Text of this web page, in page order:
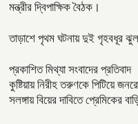
মন্ত্রীর দ্বিপাক্ষিক বৈঠক।
তাড়াশে পৃথম ঘটনায় দুই গৃহবধূর
প্রকাশিত মিথ্যা সংবাদের প্রতিবাদ
কুষ্টিয়ায় নিরীহ তরুণকে পিটিয়ে
সলঙ্গায় বিয়ের দাবিতে প্রেমিকের